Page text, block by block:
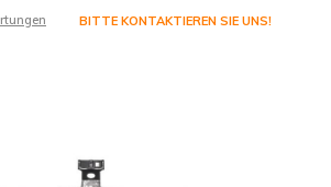
BITTE KONTAKTIEREN SIE UNS!